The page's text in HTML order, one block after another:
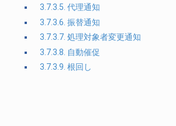
3.7.3.5. 代理通知
3.7.3.6. 振替通知
3.7.3.7. 処理対象者変更通知
3.7.3.8. 自動催促
3.7.3.9. 根回し